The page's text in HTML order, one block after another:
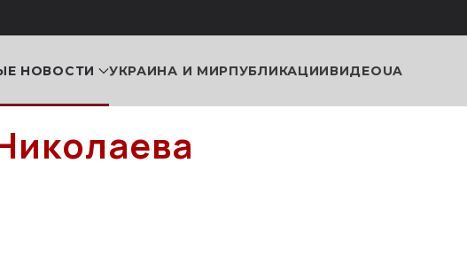
НОВОСТИ УКРАИНА И МИРПУБЛИКАЦИИВИДЕОUA